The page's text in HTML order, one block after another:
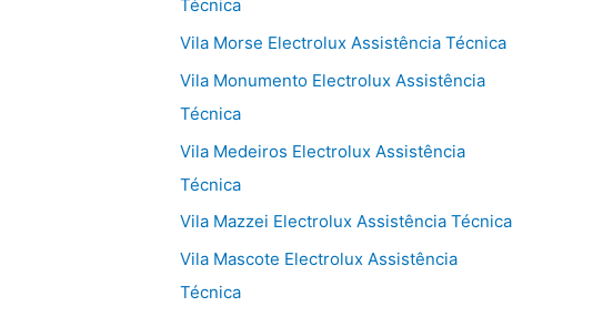
Técnica
Vila Morse Electrolux Assistência Técnica
Vila Monumento Electrolux Assistência
Técnica
Vila Medeiros Electrolux Assistência
Técnica
Vila Mazzei Electrolux Assistência Técnica
Vila Mascote Electrolux Assistência
Técnica